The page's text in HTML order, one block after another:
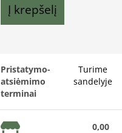
Į krepšelį
Pristatymo-
atsiėmimo
terminai
Turime
sandelyje
0,00